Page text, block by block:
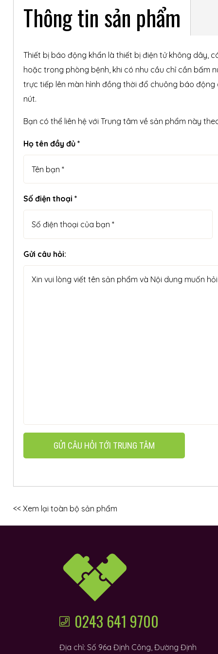
Thông tin sản phẩm
Thiết bị báo động khẩn là thiết bị điện tử không dây,
hoặc trong phòng bệnh, khi có nhu cầu chỉ cần bấm
trực tiếp lên màn hình đồng thời đổ chuông báo
nút.
Bạn có thể liên hệ với Trung tâm về sản phẩm này
Họ tên đầy đủ *
Số điện thoại *
Gửi câu hỏi:
GỬI CÂU HỎI TỚI TRUNG TÂM
<< Xem lại toàn bộ sản phẩm
0243 641 9700
Địa chỉ: Số 96a Định Công, Đường Định